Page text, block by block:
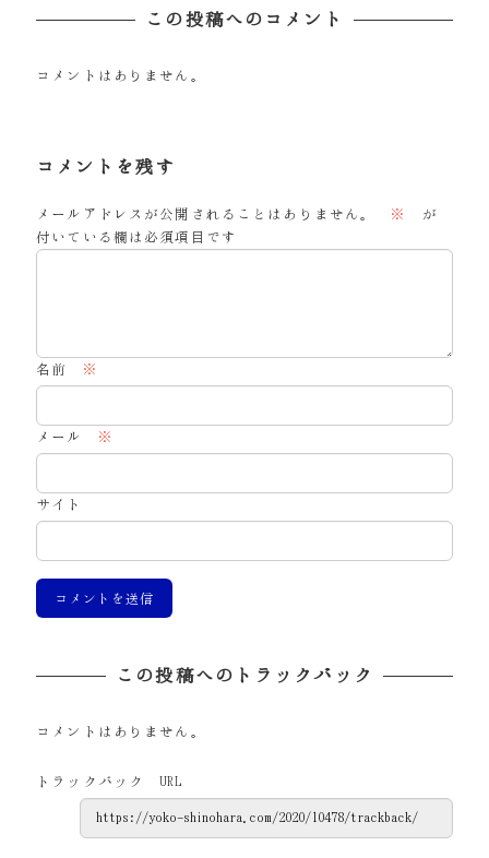
この投稿へのコメント
コメントはありません。
コメントを残す
メールアドレスが公開されることはありません。 ※
が
付いている欄は必須項目です
名前 ※
メール ※
サイト
この投稿へのトラックバック
コメントはありません。
トラックバック URL